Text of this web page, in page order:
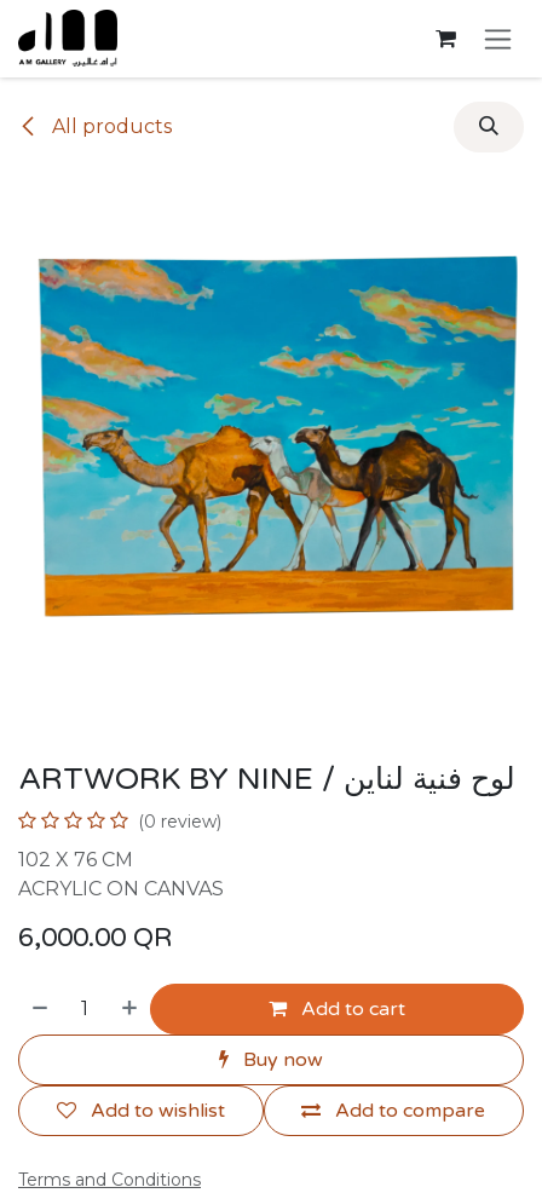
Skip to Content
All products
ARTWORK BY NINE / لوح فنية لناين
(0 review)
102 X 76 CM
ACRYLIC ON CANVAS
6,000.00 QR
Add to cart
Buy now
Add to compare
Add to wishlist
Terms and Conditions